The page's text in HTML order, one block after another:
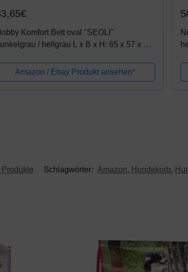
Komfort Bett oval "SEOLI"
/ hellgrau L x B x H: 65 x 57 x 22
Amazon / Ebay Produkt ansehen*
Schlagwörter: Amazon, Hundekorb,